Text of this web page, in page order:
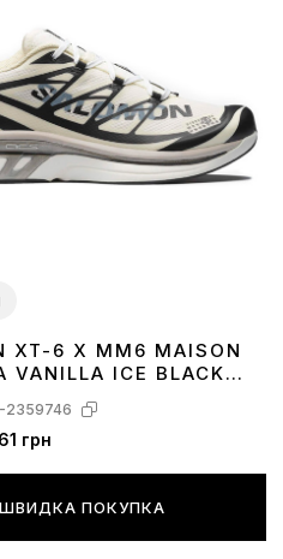
XT-6 X MM6 MAISON
VANILLA ICE BLACK
L47949400
2359746
грн
ШВИДКА ПОКУПКА